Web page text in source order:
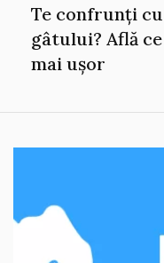
Te confrunți
gâtului? Află
mai ușor